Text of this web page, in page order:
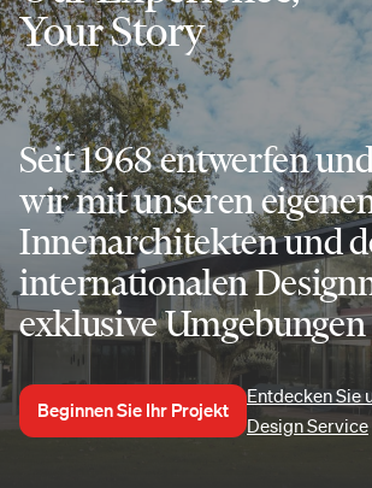
Your Story
Seit 1968 entwerfen
wir mit unseren
Innenarchitekten und
internationalen
exklusive Umgebungen
Beginnen Sie Ihr Projekt
Entdecken Sie
Design Service